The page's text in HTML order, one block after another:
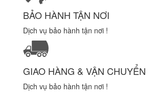
BẢO HÀNH TẬN NƠI
Dịch vụ bảo hành tận nơi !
GIAO HÀNG & VẬN CHUYỂN
Dịch vụ bảo hành tận nơi !